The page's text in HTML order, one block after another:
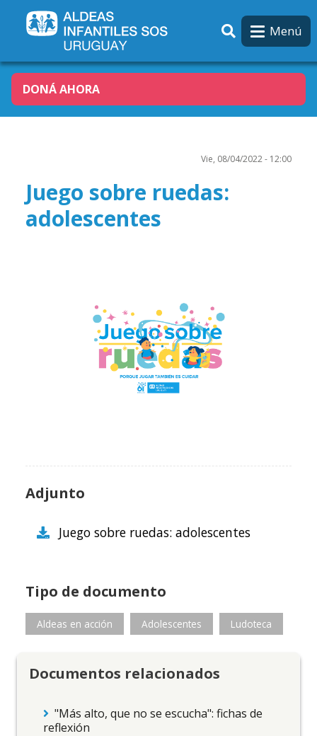
Menú
DONÁ AHORA
Vie, 08/04/2022 - 12:00
Juego sobre ruedas:
adolescentes
Adjunto
Juego sobre ruedas: adolescentes
Tipo de documento
Aldeas en acción Adolescentes Ludoteca
Documentos relacionados
"Más alto, que no se escucha": fichas de
reflexión